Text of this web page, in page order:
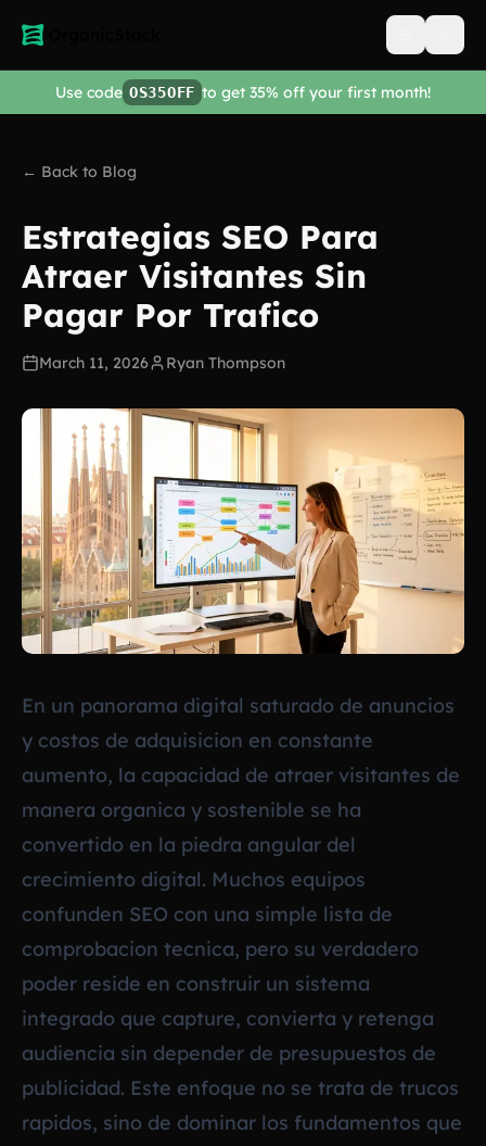
Open
Use code OS35OFF to get 35% off your first month!
← Back to Blog
Estrategias SEO Para
Atraer Visitantes Sin
Pagar Por Trafico
March 11, 2026 Ryan Thompson
En un panorama digital saturado de anuncios
y costos de adquisicion en constante
aumento, la capacidad de atraer visitantes de
manera organica y sostenible se ha
convertido en la piedra angular del
crecimiento digital. Muchos equipos
confunden SEO con una simple lista de
comprobacion tecnica, pero su verdadero
poder reside en construir un sistema
integrado que capture, convierta y retenga
audiencia sin depender de presupuestos de
publicidad. Este enfoque no se trata de trucos
rapidos, sino de dominar los fundamentos que